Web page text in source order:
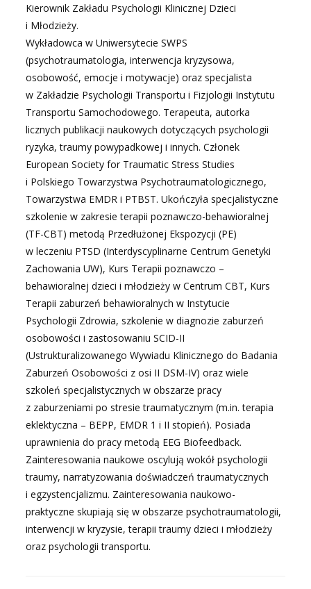
Kierownik Zakładu Psychologii Klinicznej Dzieci
i Młodzieży.
Wykładowca w Uniwersytecie SWPS
(psychotraumatologia, interwencja kryzysowa,
osobowość, emocje i motywacje) oraz specjalista
w Zakładzie Psychologii Transportu i Fizjologii Instytutu
Transportu Samochodowego. Terapeuta, autorka
licznych publikacji naukowych dotyczących psychologii
ryzyka, traumy powypadkowej i innych. Członek
European Society for Traumatic Stress Studies
i Polskiego Towarzystwa Psychotraumatologicznego,
Towarzystwa EMDR i PTBST. Ukończyła specjalistyczne
szkolenie w zakresie terapii poznawczo-behawioralnej
(TF-CBT) metodą Przedłużonej Ekspozycji (PE)
w leczeniu PTSD (Interdyscyplinarne Centrum Genetyki
Zachowania UW), Kurs Terapii poznawczo –
behawioralnej dzieci i młodzieży w Centrum CBT, Kurs
Terapii zaburzeń behawioralnych w Instytucie
Psychologii Zdrowia, szkolenie w diagnozie zaburzeń
osobowości i zastosowaniu SCID-II
(Ustrukturalizowanego Wywiadu Klinicznego do Badania
Zaburzeń Osobowości z osi II DSM-IV) oraz wiele
szkoleń specjalistycznych w obszarze pracy
z zaburzeniami po stresie traumatycznym (m.in. terapia
eklektyczna – BEPP, EMDR 1 i II stopień). Posiada
uprawnienia do pracy metodą EEG Biofeedback.
Zainteresowania naukowe oscylują wokół psychologii
traumy, narratyzowania doświadczeń traumatycznych
i egzystencjalizmu. Zainteresowania naukowo-
praktyczne skupiają się w obszarze psychotraumatologii,
interwencji w kryzysie, terapii traumy dzieci i młodzieży
oraz psychologii transportu.